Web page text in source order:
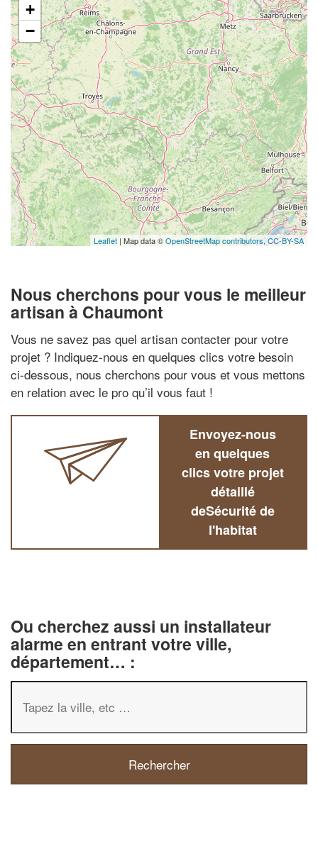
+
−
Leaflet | Map data ©OpenStreetMap contributors,CC-BY-SA
Nous cherchons pour vous le meilleur
artisan à Chaumont
Vous ne savez pas quel artisan contacter pour votre
projet ? Indiquez-nous en quelques clics votre besoin
ci-dessous, nous cherchons pour vous et vous mettons
en relation avec le pro qu’il vous faut !
Envoyez-nous
en quelques
clics votre projet
détaillé
deSécurité de
l'habitat
Ou cherchez aussi un installateur
alarme en entrant votre ville,
département… :